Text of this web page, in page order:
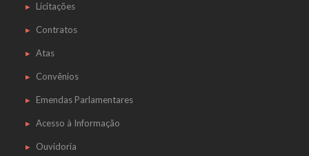
Licitações
Contratos
Atas
Convênios
Emendas Parlamentares
Acesso à Informação
Ouvidoria